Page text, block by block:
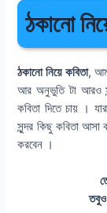
ঠকানো
ঠকানো নিয়ে কবিতা,
আর অনুভুতি টা আরও
কবিতা দিতে চায় ।
সুন্দর কিছু কবিতা আসা
করবেন ।
তবুও